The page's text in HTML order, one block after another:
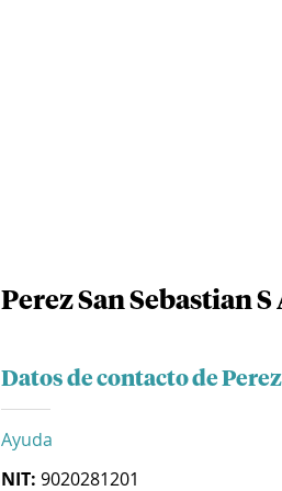
Perez San Sebastian S
Datos de contacto de Perez
Ayuda
NIT: 9020281201